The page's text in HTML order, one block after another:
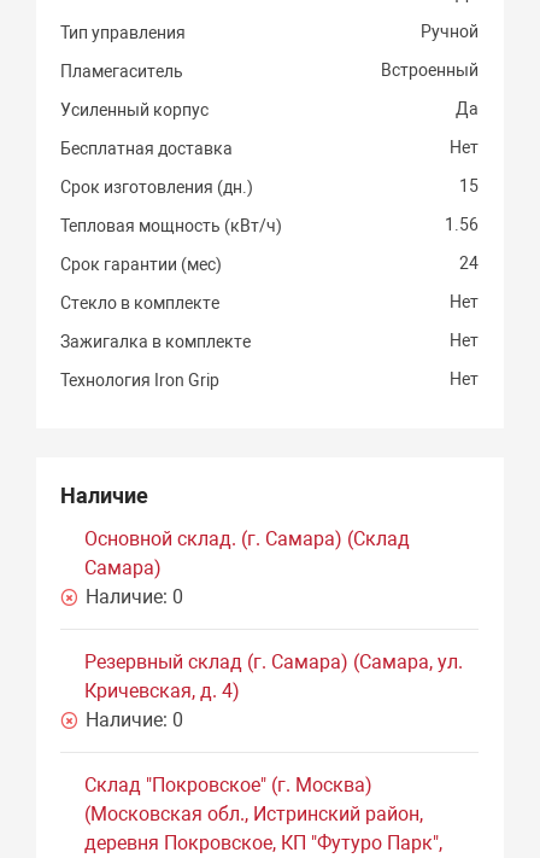
Тип управления Ручной
Пламегаситель Встроенный
Усиленный корпус Да
Бесплатная доставка Нет
Срок изготовления (дн.) 15
Тепловая мощность (кВт/ч) 1.56
Срок гарантии (мес) 24
Стекло в комплекте Нет
Зажигалка в комплекте Нет
Технология Iron Grip Нет
Наличие
Основной склад. (г. Самара) (Склад
Самара)
Наличие: 0
Резервный склад (г. Самара) (Самара, ул.
Кричевская, д. 4)
Наличие: 0
Склад "Покровское" (г. Москва)
(Московская обл., Истринский район,
деревня Покровское, КП "Футуро Парк",